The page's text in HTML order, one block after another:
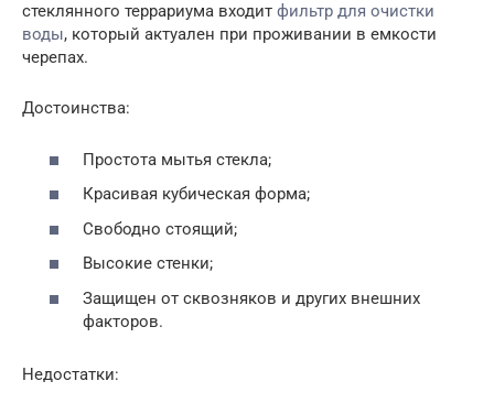
стеклянного террариума входит фильтр для очистки
воды, который актуален при проживании в емкости
черепах.
Достоинства:
Простота мытья стекла;
Красивая кубическая форма;
Свободно стоящий;
Высокие стенки;
Защищен от сквозняков и других внешних
факторов.
Недостатки: